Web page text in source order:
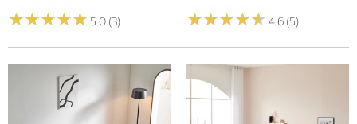
★★★★★
★★★★★ 5.0 (3) ★★★★★
★★★★★ 4.6 (5)